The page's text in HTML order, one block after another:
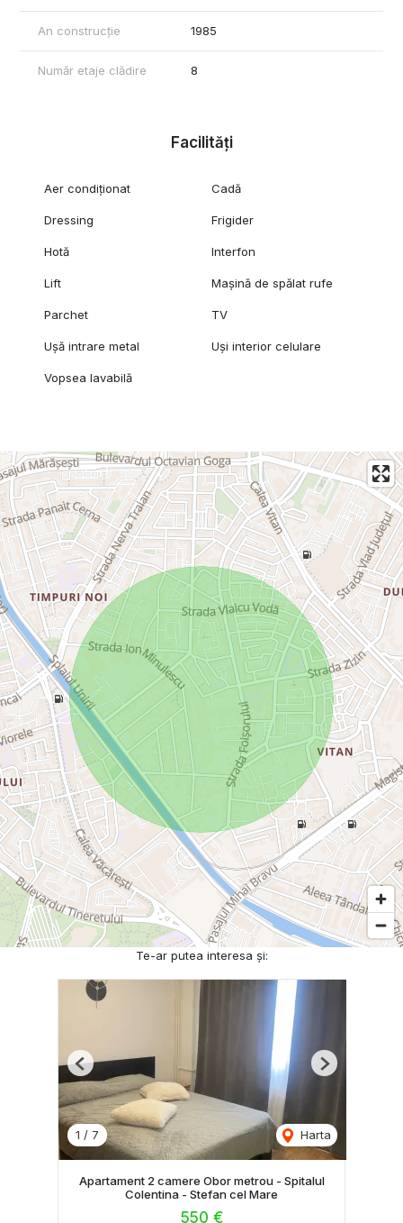
An construcție 1985
Număr etaje clădire 8
Facilități
Aer condiționat Cadă
Dressing Frigider
Hotă Interfon
Lift Mașină de spălat rufe
Parchet TV
Ușă intrare metal Uși interior celulare
Vopsea lavabilă
Te-ar putea interesa și:
1 / 7 Harta
Previous Next
Apartament 2 camere Obor metrou - Spitalul
Colentina - Stefan cel Mare
550 €